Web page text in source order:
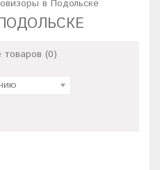
в Подольске
товаров (0)